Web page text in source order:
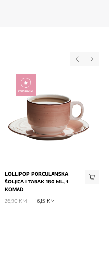
PREPORUKA
LOLLIPOP PORCULANSKA
ŠOLJICA I TABAK 180 ML, 1
KOMAD
26,90 KM 16,15 KM